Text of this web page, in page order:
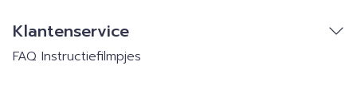
Klantenservice
FAQ Instructiefilmpjes